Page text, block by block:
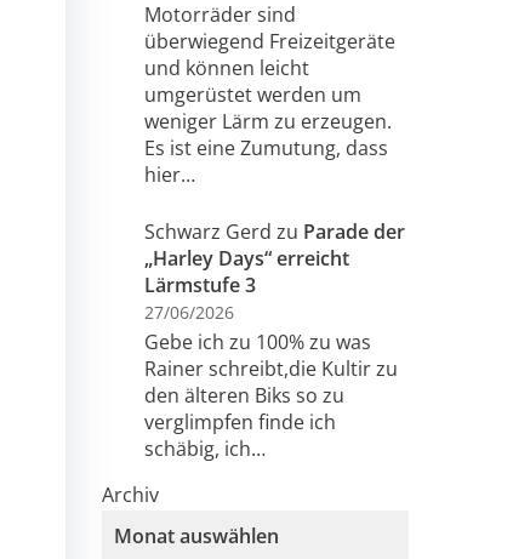
Motorräder sind
überwiegend Freizeitgeräte
und können leicht
umgerüstet werden um
weniger Lärm zu erzeugen.
Es ist eine Zumutung, dass
hier…
Schwarz Gerd zu Parade der
„Harley Days“ erreicht
Lärmstufe 3
27/06/2026
Gebe ich zu 100% zu was
Rainer schreibt,die Kultir zu
den älteren Biks so zu
verglimpfen finde ich
schäbig, ich…
Archiv